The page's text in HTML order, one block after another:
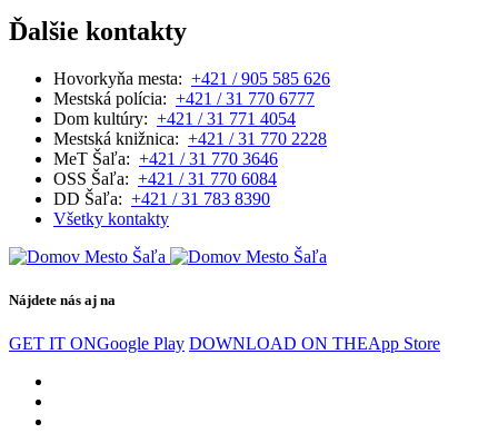
Ďalšie kontakty
Hovorkyňa mesta: +421 / 905 585 626
Mestská polícia: +421 / 31 770 6777
Dom kultúry: +421 / 31 771 4054
Mestská knižnica: +421 / 31 770 2228
MeT Šaľa: +421 / 31 770 3646
OSS Šaľa: +421 / 31 770 6084
DD Šaľa: +421 / 31 783 8390
Všetky kontakty
Nájdete nás aj na
GET IT ONGoogle Play DOWNLOAD ON THEApp Store